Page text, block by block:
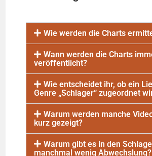
Wie werden die Charts
Wann werden die Charts
veröffentlicht?
Wie entscheidet ihr, ob ein
Genre „Schlager“ zugeordnet
Warum werden manche
kurz gezeigt?
Warum gibt es in den
manchmal wenig Abwechslung?